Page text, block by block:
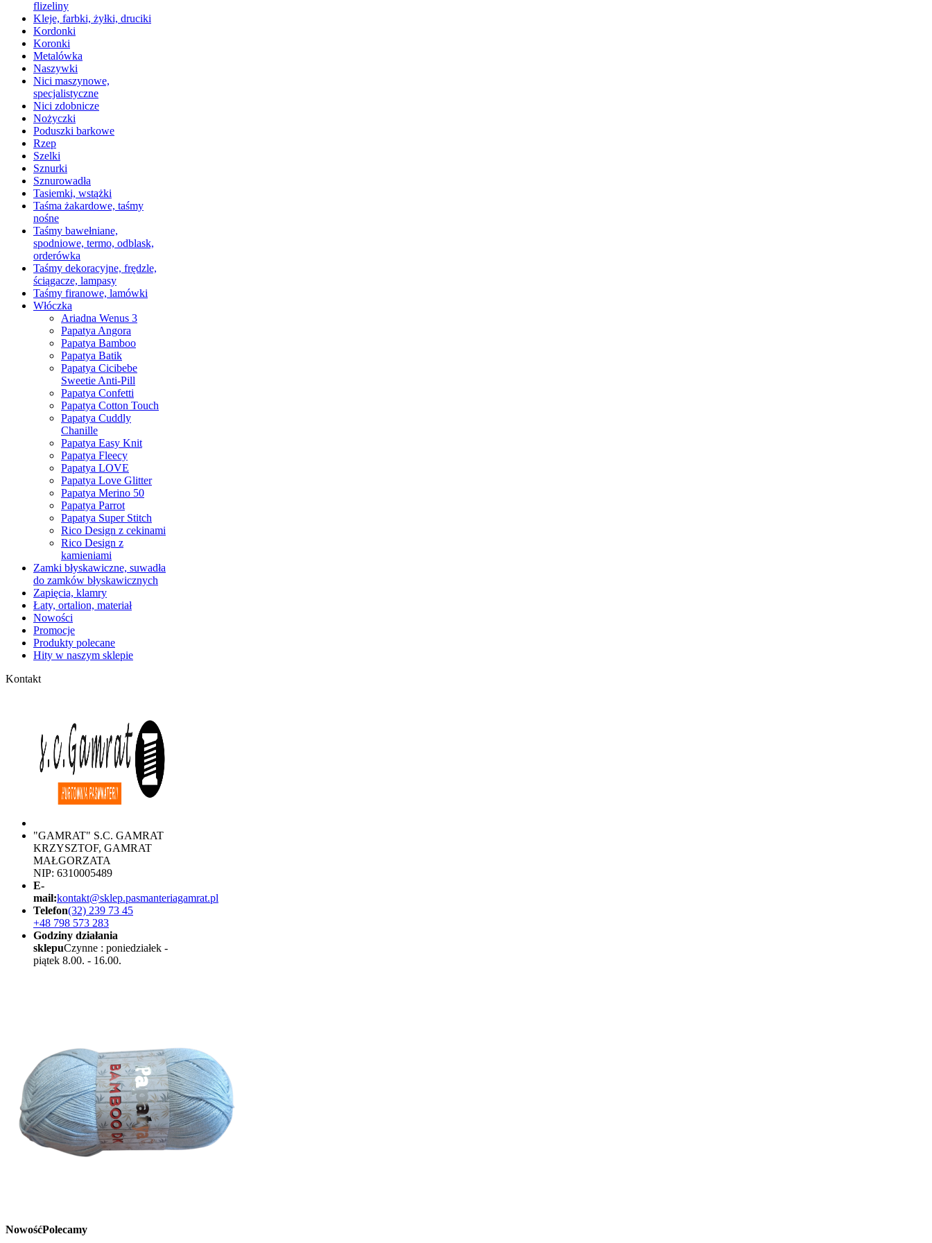
flizeliny
Kleje, farbki, żyłki, druciki
Kordonki
Koronki
Metalówka
Naszywki
Nici maszynowe,
specjalistyczne
Nici zdobnicze
Nożyczki
Poduszki barkowe
Rzep
Szelki
Sznurki
Sznurowadła
Tasiemki, wstążki
Taśma żakardowe, taśmy
nośne
Taśmy bawełniane,
spodniowe, termo, odblask,
orderówka
Taśmy dekoracyjne, frędzle,
ściągacze, lampasy
Taśmy firanowe, lamówki
Włóczka
Ariadna Wenus 3
Papatya Angora
Papatya Bamboo
Papatya Batik
Papatya Cicibebe
Sweetie Anti-Pill
Papatya Confetti
Papatya Cotton Touch
Papatya Cuddly
Chanille
Papatya Easy Knit
Papatya Fleecy
Papatya LOVE
Papatya Love Glitter
Papatya Merino 50
Papatya Parrot
Papatya Super Stitch
Rico Design z cekinami
Rico Design z
kamieniami
Zamki błyskawiczne, suwadła
do zamków błyskawicznych
Zapięcia, klamry
Łaty, ortalion, materiał
Nowości
Promocje
Produkty polecane
Hity w naszym sklepie
Kontakt
"GAMRAT" S.C. GAMRAT
KRZYSZTOF, GAMRAT
MAŁGORZATA
NIP: 6310005489
E-
mail:kontakt@sklep.pasmanteriagamrat.pl
Telefon(32) 239 73 45
+48 798 573 283
Godziny działania
sklepuCzynne : poniedziałek -
piątek 8.00. - 16.00.
NowośćPolecamy